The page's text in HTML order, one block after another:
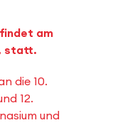
am
statt.
die 10.
12.
und